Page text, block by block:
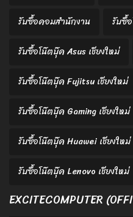
รับซื้อคอมสำนักงาน
รับซื้
รับซื้อโน๊ตบุ๊ค Asus เชียงใหม่
รับซื้อโน๊ตบุ๊ค Fujitsu เชียงใหม่
รับซื้อโน๊ตบุ๊ค Gaming เชียงใหม่
รับซื้อโน๊ตบุ๊ค Huawei เชียงใหม่
รับซื้อโน๊ตบุ๊ค Lenovo เชียงใหม่
EXCITECOMPUTER